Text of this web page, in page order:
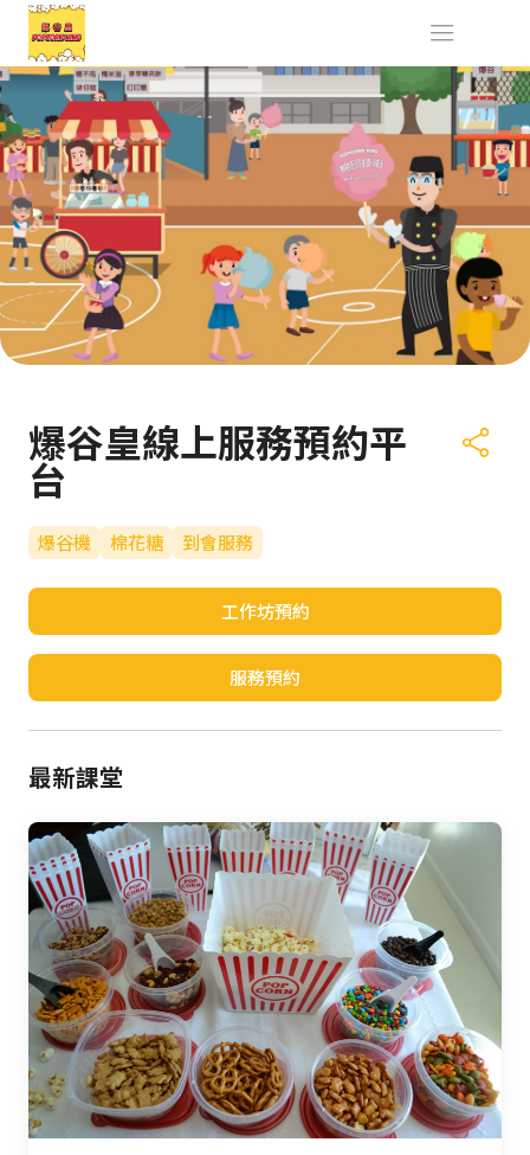
爆谷皇線上服務預約平
台
爆谷機 棉花糖 到會服務
工作坊預約
服務預約
最新課堂